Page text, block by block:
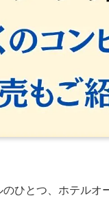
ひとつ、ホテルオ